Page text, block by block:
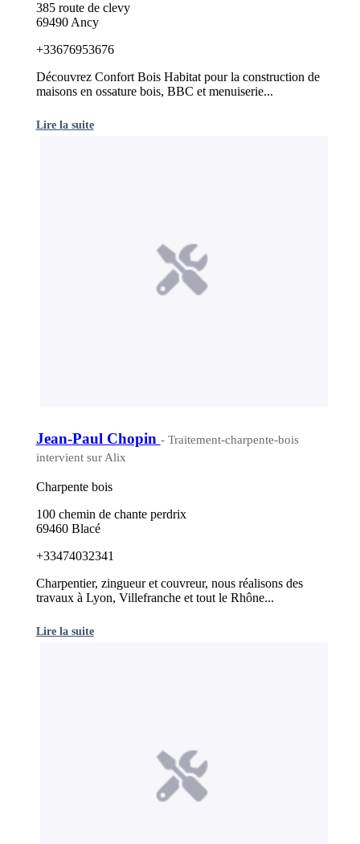
385 route de clevy
69490 Ancy
+33676953676
Découvrez Confort Bois Habitat pour la construction de
maisons en ossature bois, BBC et menuiserie...
Lire la suite
Jean-Paul Chopin - Traitement-charpente-bois
intervient sur Alix
Charpente bois
100 chemin de chante perdrix
69460 Blacé
+33474032341
Charpentier, zingueur et couvreur, nous réalisons des
travaux à Lyon, Villefranche et tout le Rhône...
Lire la suite